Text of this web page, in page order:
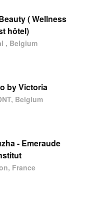
( Wellness
hôtel)
, Belgium
by Victoria
Belgium
- Emeraude
France